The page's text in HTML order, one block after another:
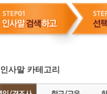
인사말 카테고리